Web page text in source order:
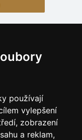
používají
vylepšení
zobrazení
a reklam,